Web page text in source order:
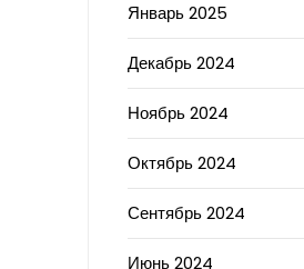
Январь 2025
Декабрь 2024
Ноябрь 2024
Октябрь 2024
Сентябрь 2024
Июнь 2024